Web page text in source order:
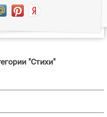
"Стихи"